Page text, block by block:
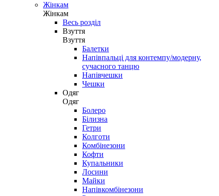
Жінкам
Жінкам
Весь розділ
Взуття
Взуття
Балетки
Напівпальці для контемпу/модерну,
сучасного танцю
Напівчешки
Чешки
Одяг
Одяг
Болеро
Білизна
Гетри
Колготи
Комбінезони
Кофти
Купальники
Лосини
Майки
Напівкомбінезони